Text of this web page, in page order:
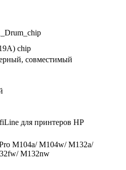
chip
совместимый
для принтеров HP
M104a/ M104w/ M132a/
M132nw